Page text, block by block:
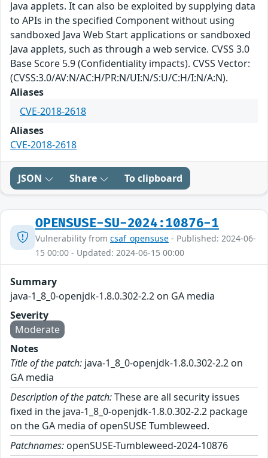
Java applets. It can also be exploited by supplying data
to APIs in the specified Component without using
sandboxed Java Web Start applications or sandboxed
Java applets, such as through a web service. CVSS 3.0
Base Score 5.9 (Confidentiality impacts). CVSS Vector:
(CVSS:3.0/AV:N/AC:H/PR:N/UI:N/S:U/C:H/I:N/A:N).
Aliases
CVE-2018-2618
Aliases
CVE-2018-2618
JSON Share To clipboard
OPENSUSE-SU-2024:10876-1
Vulnerability from csaf_opensuse - Published: 2024-06-
15 00:00 - Updated: 2024-06-15 00:00
Summary
java-1_8_0-openjdk-1.8.0.302-2.2 on GA media
Severity
Moderate
Notes
Title of the patch: java-1_8_0-openjdk-1.8.0.302-2.2 on
GA media
Description of the patch:These are all security issues
fixed in the java-1_8_0-openjdk-1.8.0.302-2.2 package
on the GA media of openSUSE Tumbleweed.
Patchnames: openSUSE-Tumbleweed-2024-10876